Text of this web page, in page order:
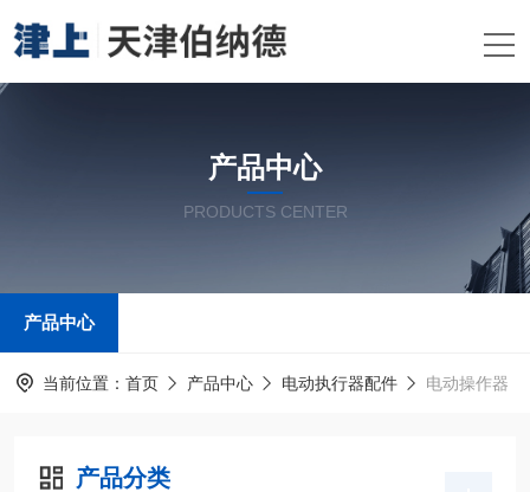
产品中心
PRODUCTS CENTER
产品中心
当前位置： 首页 产品中心 电动执行器配件 电动操作器
产品分类